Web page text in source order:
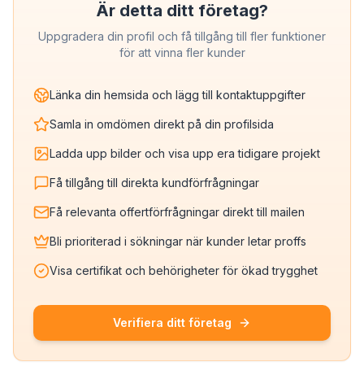
Är detta ditt företag?
Uppgradera din profil och få tillgång till fler funktioner
för att vinna fler kunder
Länka din hemsida och lägg till kontaktuppgifter
Samla in omdömen direkt på din profilsida
Ladda upp bilder och visa upp era tidigare projekt
Få tillgång till direkta kundförfrågningar
Få relevanta offertförfrågningar direkt till mailen
Bli prioriterad i sökningar när kunder letar proffs
Visa certifikat och behörigheter för ökad trygghet
Verifiera ditt företag